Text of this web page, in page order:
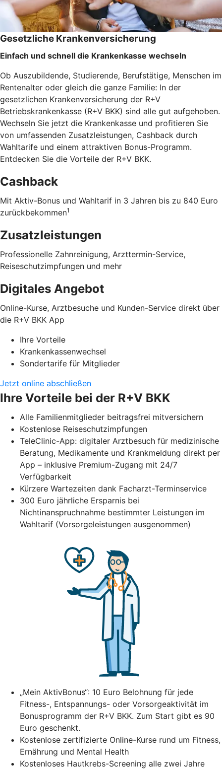
Gesetzliche Krankenversicherung
Einfach und schnell die Krankenkasse wechseln
Ob Auszubildende, Studierende, Berufstätige, Menschen im
Rentenalter oder gleich die ganze Familie: In der
gesetzlichen Krankenversicherung der R+V
Betriebskrankenkasse (R+V BKK) sind alle gut aufgehoben.
Wechseln Sie jetzt die Krankenkasse und profitieren Sie
von umfassenden Zusatzleistungen, Cashback durch
Wahltarife und einem attraktiven Bonus-Programm.
Entdecken Sie die Vorteile der R+V BKK.
Cashback
Mit Aktiv-Bonus und Wahltarif in 3 Jahren bis zu 840 Euro
zurückbekommen1
Zusatzleistungen
Professionelle Zahnreinigung, Arzttermin-Service,
Reiseschutzimpfungen und mehr
Digitales Angebot
Online-Kurse, Arztbesuche und Kunden-Service direkt über
die R+V BKK App
Ihre Vorteile
Krankenkassenwechsel
Sondertarife für Mitglieder
Jetzt online abschließen
Ihre Vorteile bei der R+V BKK
Alle Familienmitglieder beitragsfrei mitversichern
Kostenlose Reiseschutzimpfungen
TeleClinic-App: digitaler Arztbesuch für medizinische
Beratung, Medikamente und Krankmeldung direkt per
App – inklusive Premium-Zugang mit 24/7
Verfügbarkeit
Kürzere Wartezeiten dank Facharzt-Terminservice
300 Euro jährliche Ersparnis bei
Nichtinanspruchnahme bestimmter Leistungen im
Wahltarif (Vorsorgeleistungen ausgenommen)
„Mein AktivBonus“: 10 Euro Belohnung für jede
Fitness-, Entspannungs- oder Vorsorgeaktivität im
Bonusprogramm der R+V BKK. Zum Start gibt es 90
Euro geschenkt.
Kostenlose zertifizierte Online-Kurse rund um Fitness,
Ernährung und Mental Health
Kostenloses Hautkrebs-Screening alle zwei Jahre